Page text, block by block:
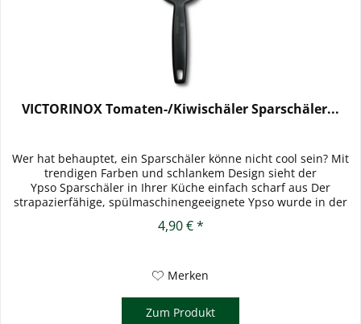
VICTORINOX Tomaten-/Kiwischäler Sparschäler...
Wer hat behauptet, ein Sparschäler könne nicht cool sein? Mit
trendigen Farben und schlankem Design sieht der
Ypso Sparschäler in Ihrer Küche einfach scharf aus Der
strapazierfähige, spülmaschinengeeignete Ypso wurde in der
4,90 € *
Merken
Zum Produkt